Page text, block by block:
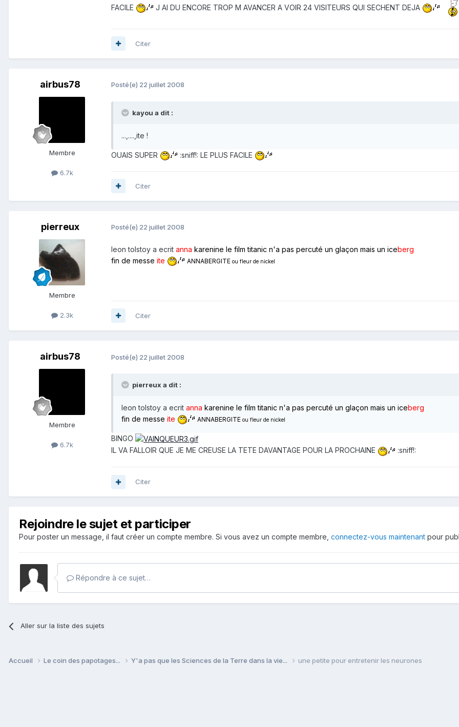
FACILE J AI DU ENCORE TROP M AVANCER A VOIR 24 VISITEURS QUI SECHENT DEJA
Citer
airbus78
Membre
6.7k
Posté(e) 22 juillet 2008
kayou a dit :
...,....,ite !
OUAIS SUPER :sniff!: LE PLUS FACILE
Citer
pierreux
Membre
2.3k
Posté(e) 22 juillet 2008
leon tolstoy a ecrit anna karenine le film titanic n'a pas percuté un glaçon mais un iceberg
fin de messe ite ANNABERGITE ou fleur de nickel
Citer
airbus78
Membre
6.7k
Posté(e) 22 juillet 2008
pierreux a dit :
leon tolstoy a ecrit anna karenine le film titanic n'a pas percuté un glaçon mais un iceberg
fin de messe ite ANNABERGITE ou fleur de nickel
BINGO
IL VA FALLOIR QUE JE ME CREUSE LA TETE DAVANTAGE POUR LA PROCHAINE
:sniff!:
Citer
Rejoindre le sujet et participer
Pour poster un message, il faut créer un compte membre. Si vous avez un compte membre, connectez-vous maintenant pour
Répondre à ce sujet…
Aller sur la liste des sujets
Accueil Le coin des papotages... Y'a pas que les Sciences de la Terre dans la vie... une petite pour entretenir les neurones